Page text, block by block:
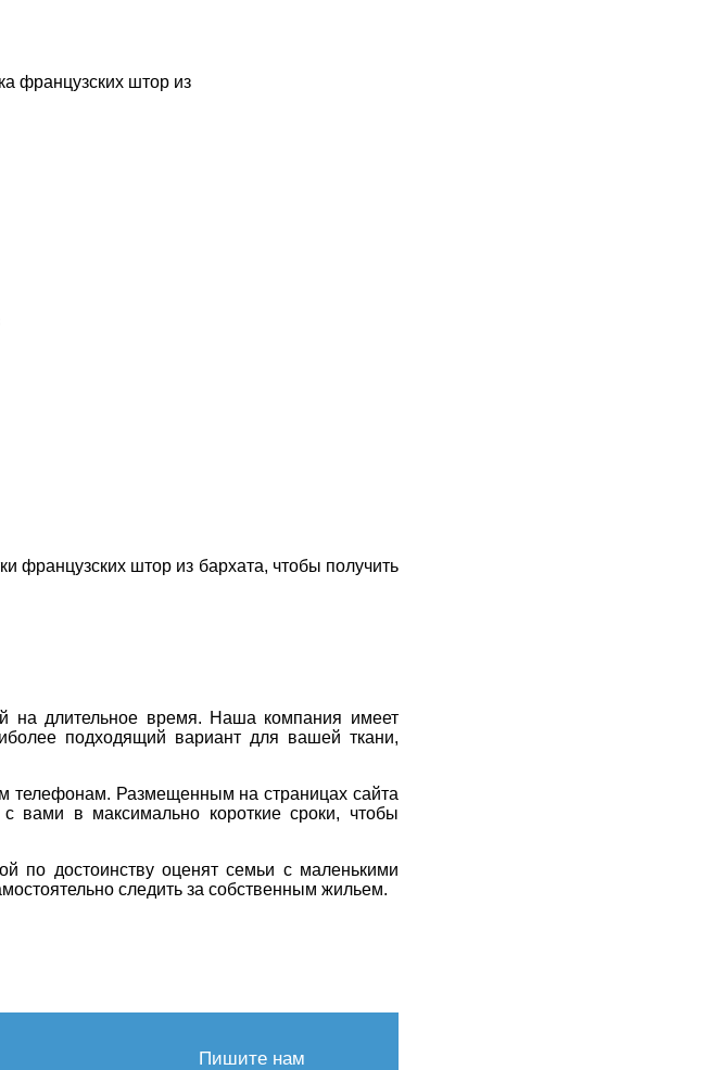
французских штор из бархата, чтобы получить
на длительное время. Наша компания имеет
подходящий вариант для вашей ткани,
телефонам. Размещенным на страницах сайта
вами в максимально короткие сроки, чтобы
по достоинству оценят семьи с маленькими
следить за собственным жильем.
Пишите нам